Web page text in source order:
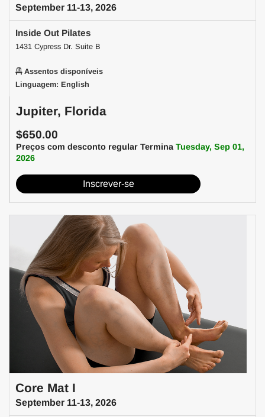
September 11-13, 2026
Inside Out Pilates
1431 Cypress Dr. Suite B
Assentos disponíveis
Linguagem: English
Jupiter, Florida
$650.00
Preços com desconto regular Termina Tuesday, Sep 01,
2026
Inscrever-se
Core Mat I
September 11-13, 2026